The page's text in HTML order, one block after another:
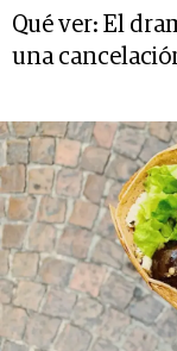
Qué ver: El
una